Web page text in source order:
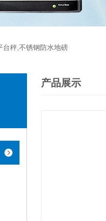
台秤,不锈钢防水地磅
产品展示